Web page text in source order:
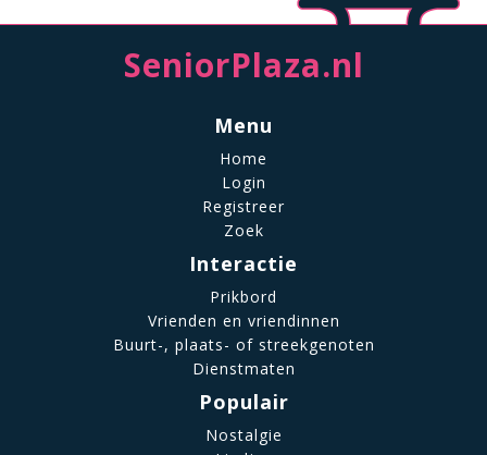
SeniorPlaza.nl
Menu
Home
Login
Registreer
Zoek
Interactie
Prikbord
Vrienden en vriendinnen
Buurt-, plaats- of streekgenoten
Dienstmaten
Populair
Nostalgie